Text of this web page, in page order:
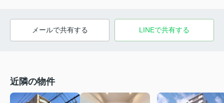
メールで共有する LINEで共有する
近隣の物件